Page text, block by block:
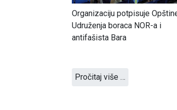
Organizaciju potpisuje
Udruženja boraca NOR-a i
antifašista Bara
Pročitaj više …